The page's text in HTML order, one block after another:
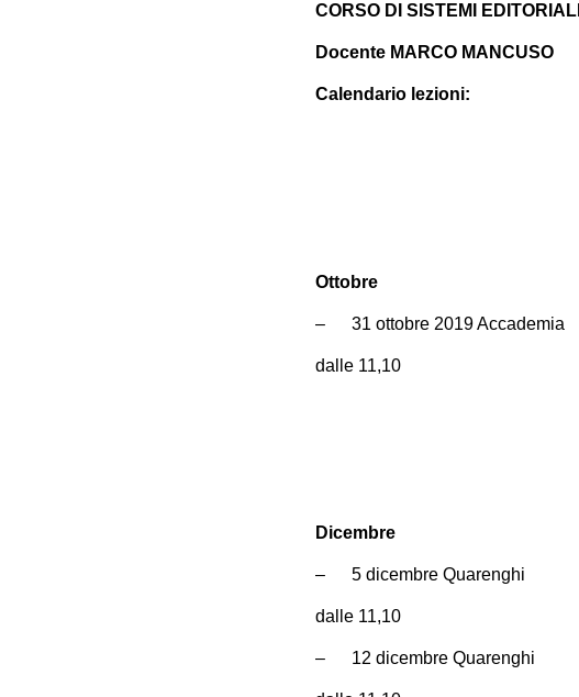
CORSO DI SISTEMI
Docente MARCO MANCUSO
Calendario lezioni:
Ottobre
– 31 ottobre 2019 Accademia
dalle 11,10
Dicembre
– 5 dicembre Quarenghi
dalle 11,10
– 12 dicembre Quarenghi